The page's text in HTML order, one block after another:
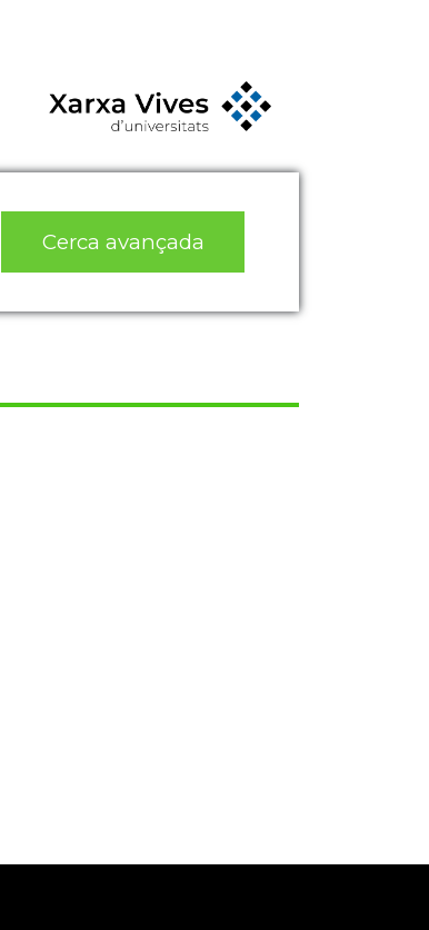
Cerca avançada